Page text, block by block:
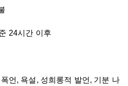
24시간 이후
언, 욕설, 성희롱적 발언, 기분 나